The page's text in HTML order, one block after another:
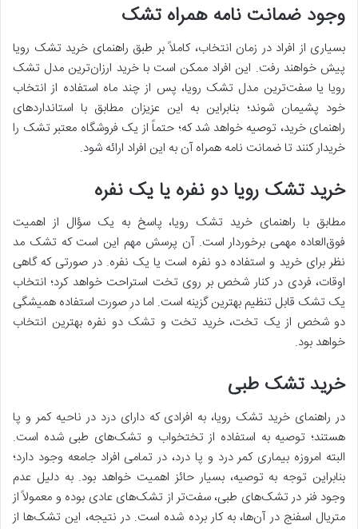
وجود ضمانت نامه همراه تشک
بسیاری از افراد در زمان انتخاب، کاملاً بر طبق راهنمای خرید تشک رویا
پیش خواهند رفت. این افراد ممکن است با خرید ارزان‌ترین مدل تشک
رویا یا سفت‌ترین مدل تشک رویا، پس از چند ماه استفاده از انتخاب
خود پشیمان شوند؛ بنابراین به این عزیزان مطابق با استاندارد‌های
راهنمای خرید، توصیه خواهد شد که؛ حتماً از یک فروشگاه معتبر تشک را
خریدار کنند تا ضمانت نامه همراه آن به این افراد ارائه شود.
خرید تشک رویا دو نفره یا یک نفره
مطابق با راهنمای خرید تشک رویا، پاسخ به یک سؤال از اهمیت
فوق‌العاده مهمی برخوردار است. آن پرسش مهم این است که تشک مد
نظر برای خرید و استفاده دو نفره است یا یک نفره. در صورتی که گاهی
اوقات، فردی در کنار شخص بر روی تخت استراحت خواهد کرد؛ انتخاب
یک تشک قابل تنظیم بهترین گزینه است. اما در صورت استفاده همیشگی
دو شخص از یک تخت، خرید تخت و تشک دو نفره بهترین انتخاب
خواهد بود.
خرید تشک طبی
در راهنمای خرید تشک رویا، به افرادی که دارای درد در ناحیه کمر و پا
هستند؛ توصیه به استفاده از تختخواب و تشک‌های طبی شده است.
البته امروزه بیماری کمر درد و پا درد، در تمامی افراد جامعه وجود دارد؛
بنابراین توجه به توصیه، بسیار حائز اهمیت خواهد بود. به دلیل عدم
وجود فنر در تشک‌های طبی، سفت‌تر از تشک‌های عادی بوده و معمولاً از
متریال اسفنج در آن‌ها، به کار برده شده است. در نتیجه، این تشک‌ها از